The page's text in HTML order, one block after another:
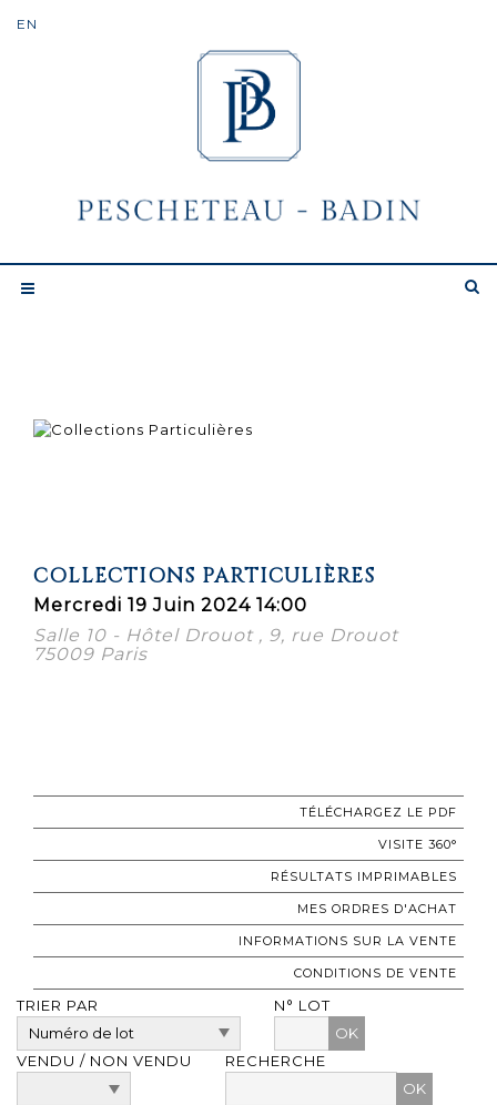
COLLECTIONS PARTICULIÈRES
Mercredi 19 Juin 2024 14:00
Salle 10 - Hôtel Drouot , 9, rue Drouot
75009 Paris
TÉLÉCHARGEZ LE PDF
VISITE 360°
RÉSULTATS IMPRIMABLES
MES ORDRES D'ACHAT
INFORMATIONS SUR LA VENTE
CONDITIONS DE VENTE
TRIER PAR
N° LOT
OK
VENDU / NON VENDU
RECHERCHE